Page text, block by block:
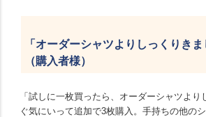
「オーダーシャツよりしっくりきま
（購入者様）
「試しに一枚買ったら、オーダーシャツより
ぐ気にいって追加で3枚購入。手持ちの他の